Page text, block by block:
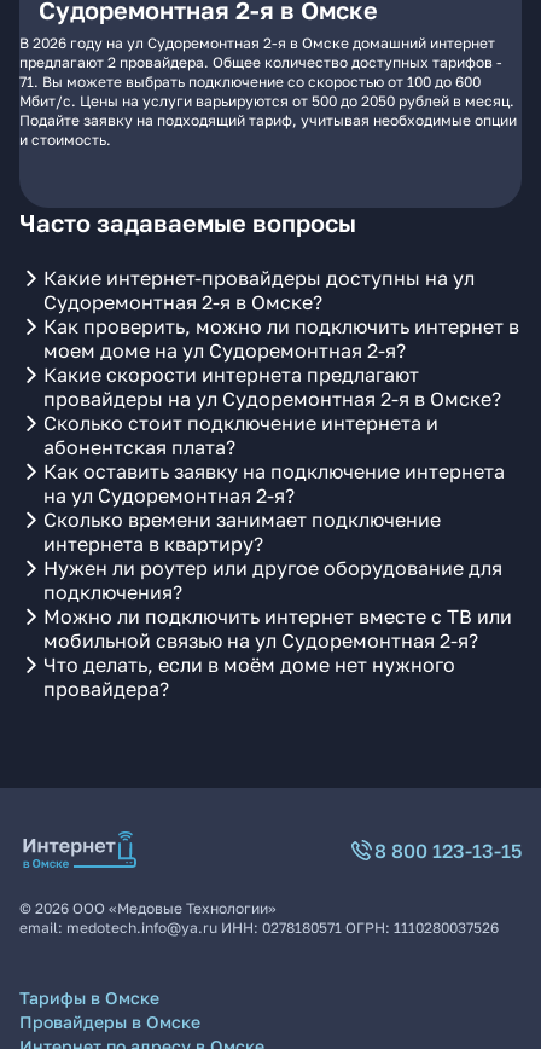
Судоремонтная 2-я в Омске
В 2026 году на ул Судоремонтная 2-я в Омске домашний интернет
предлагают 2 провайдера. Общее количество доступных тарифов -
71. Вы можете выбрать подключение со скоростью от 100 до 600
Мбит/с. Цены на услуги варьируются от 500 до 2050 рублей в месяц.
Подайте заявку на подходящий тариф, учитывая необходимые опции
и стоимость.
Часто задаваемые вопросы
Какие интернет-провайдеры доступны на ул
Судоремонтная 2-я в Омске?
Как проверить, можно ли подключить интернет в
моем доме на ул Судоремонтная 2-я?
Какие скорости интернета предлагают
провайдеры на ул Судоремонтная 2-я в Омске?
Сколько стоит подключение интернета и
абонентская плата?
Как оставить заявку на подключение интернета
на ул Судоремонтная 2-я?
Сколько времени занимает подключение
интернета в квартиру?
Нужен ли роутер или другое оборудование для
подключения?
Можно ли подключить интернет вместе с ТВ или
мобильной связью на ул Судоремонтная 2-я?
Что делать, если в моём доме нет нужного
провайдера?
8 800 123-13-15
© 2026 ООО «Медовые Технологии»
email: medotech.info@ya.ru ИНН: 0278180571 ОГРН: 1110280037526
Тарифы в Омске
Провайдеры в Омске